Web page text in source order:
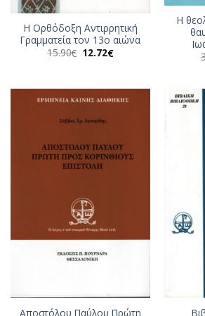
Η Ορθόδοξη Αντιρρητική
Γραμματεία τον 13ο αιώνα
15.90€ Original
12.72€Η
12.72€.
Η
Αποστόλου Παύλου Πρώτη